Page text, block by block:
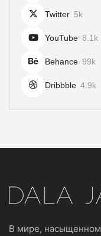
Twitter 5k
YouTube 8.1k
Behance 99k
Dribbble 4.9k
В мире, насыщенном